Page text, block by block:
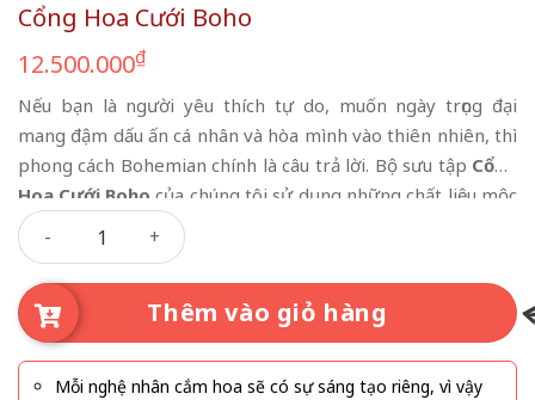
Cổng Hoa Cưới Boho
12.500.000₫
Nếu bạn là người yêu thích tự do, muốn ngày trọng đại
mang đậm dấu ấn cá nhân và hòa mình vào thiên nhiên, thì
phong cách Bohemian chính là câu trả lời. Bộ sưu tập Cổng
Hoa Cưới Boho của chúng tôi sử dụng những chất liệu mộc
mạc nhất như cỏ lau, lá khô, gỗ tự nhiên kết hợp cùng hoa
lụa tone màu ấm để tạo nên một không gian hoang dã
nhưng không kém phần lãng mạn và tinh tế.
Cổng Hoa Cưới Boho số lượng
Thêm vào giỏ hàng
Mỗi nghệ nhân cắm hoa sẽ có sự sáng tạo riêng, vì vậy